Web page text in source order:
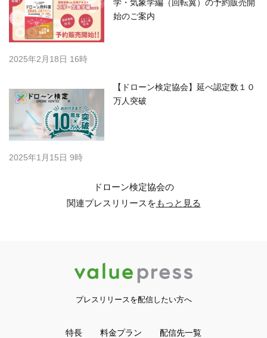
学・気象学編（回転翼）の予約販売開
始のご案内
2025年2月18日 16時
【ドローン検定協会】延べ認定数１０
万人突破
2025年1月15日 9時
ドローン検定協会の
関連プレスリリースをもっと見る
プレスリリースを配信したい方へ
特長 料金プラン 配信先一覧